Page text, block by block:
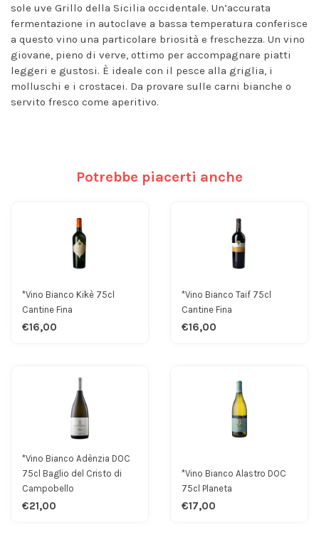
sole uve Grillo della Sicilia occidentale. Un’accurata
fermentazione in autoclave a bassa temperatura conferisce
a questo vino una particolare briosità e freschezza. Un vino
giovane, pieno di verve, ottimo per accompagnare piatti
leggeri e gustosi. È ideale con il pesce alla griglia, i
molluschi e i crostacei. Da provare sulle carni bianche o
servito fresco come aperitivo.
Potrebbe piacerti anche
*Vino Bianco Kikè 75cl
Cantine Fina
€16,00
*Vino Bianco Taif 75cl
Cantine Fina
€16,00
*Vino Bianco Adènzia DOC
75cl Baglio del Cristo di
Campobello
€21,00
*Vino Bianco Alastro DOC
75cl Planeta
€17,00